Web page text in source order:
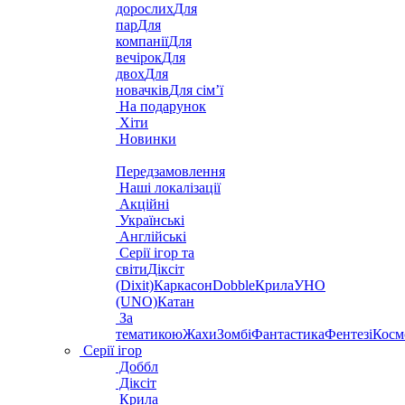
дорослихДля
парДля
компаніїДля
вечірокДля
двохДля
новачківДля сім’ї
На подарунок
Хіти
Новинки
Передзамовлення
Наші локалізації
Акційні
Українські
Англійські
Серії ігор та
світиДіксіт
(Dixit)КаркасонDobbleКрилаУНО
(UNO)Катан
За
тематикоюЖахиЗомбіФантастикаФентезі
Серії ігор
Доббл
Діксіт
Крила